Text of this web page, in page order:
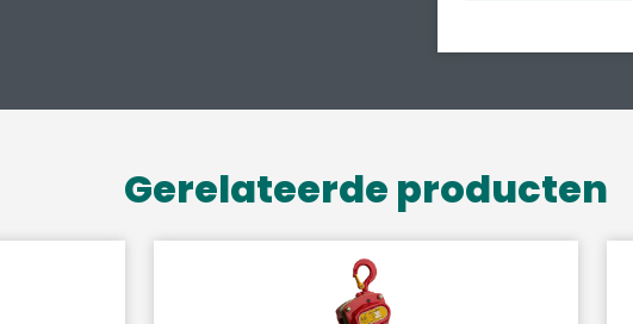
Gerelateerde producten